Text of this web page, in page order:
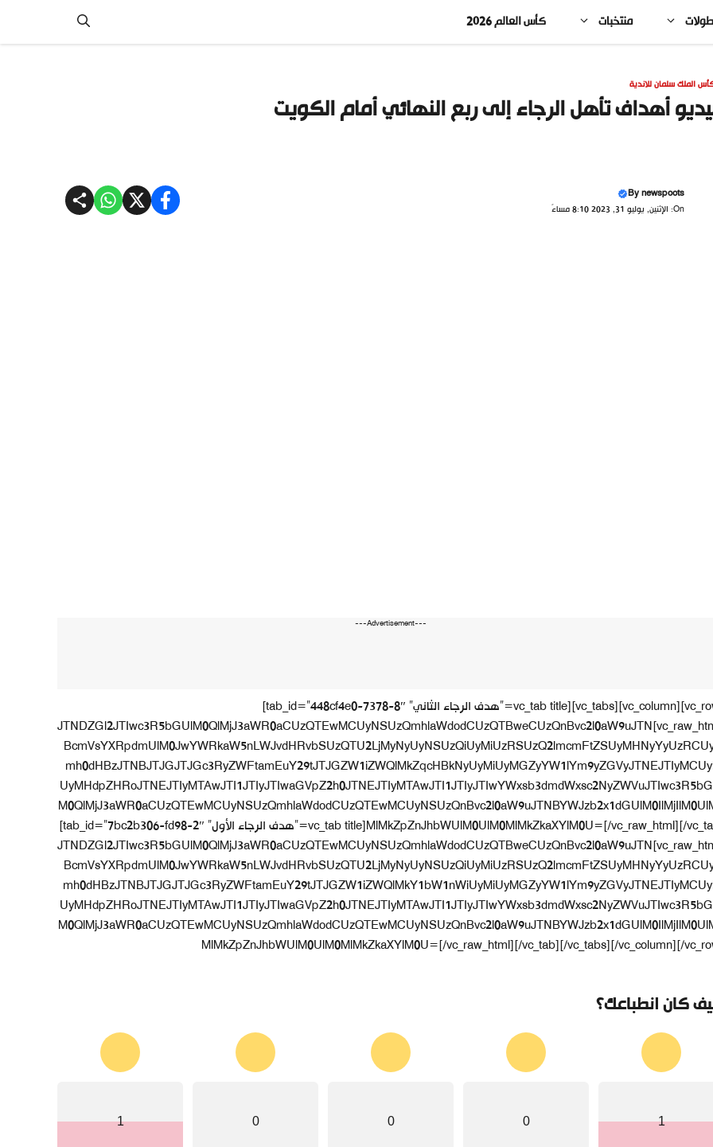
منتخبات كأس العالم 2026
الملك سلمان للاندية
أهداف تأهل الرجاء إلى ربع النهائي أمام الكويت
Bynewspoots
On: الإثنين, يوليو 31, 2023 8:10 مساءً
---Advertisement---
[vc_row][vc_column][vc_tabs][vc_tab title=”هدف الرجاء الثاني” tab_id=”448cf4e0-7378-8″]
[vc_raw_html]JTNDZGl2JTIwc3R5bGUlM0QlMjJ3aWR0aCUzQTEwMCUyNSUzQmhlaWdodCUzQTBweCUzQnBvc2l0aW9uJTN
MlMkZpZnJhbWUlM0UlM0MlMkZkaXYlM0U=[/vc_raw_html][/vc_tab][vc_tab title=”هدف الرجاء الأول” tab_id=”7bc2b306-fd98-2″]
[vc_raw_html]JTNDZGl2JTIwc3R5bGUlM0QlMjJ3aWR0aCUzQTEwMCUyNSUzQmhlaWdodCUzQTBweCUzQnBvc2l0aW9uJTN
MlMkZpZnJhbWUlM0UlM0MlMkZkaXYlM0U=[/vc_raw_html][/vc_tab][/vc_tabs][/vc_column][/
كان انطباعك؟
1
0
0
0
1